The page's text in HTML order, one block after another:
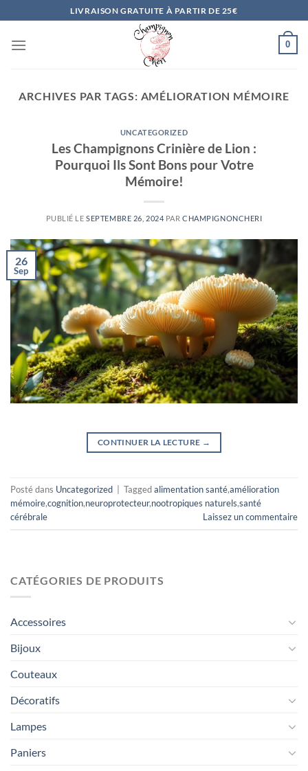
au
contenu
LIVRAISON GRATUITE À PARTIR DE 25€
0
ARCHIVES PAR TAGS: AMÉLIORATION MÉMOIRE
UNCATEGORIZED
Les Champignons Crinière de Lion :
Pourquoi Ils Sont Bons pour Votre
Mémoire!
PUBLIÉ LESEPTEMBRE 26, 2024 PARCHAMPIGNONCHERI
26
Sep
CONTINUER LA LECTURE →
Posté dans Uncategorized Taggedalimentation santé,amélioration
mémoire,cognition,neuroprotecteur,nootropiques naturels,santé
cérébrale
Laissez un commentaire
CATÉGORIES DE PRODUITS
Accessoires
Bijoux
Couteaux
Décoratifs
Lampes
Paniers